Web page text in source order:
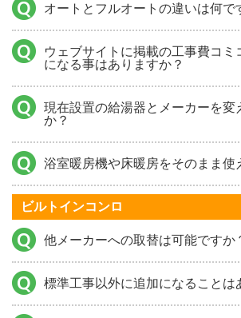
オートとフルオートの違いは何で
ウェブサイトに掲載の工事費コミ
になる事はありますか？
現在設置の給湯器とメーカーを変
か？
浴室暖房機や床暖房をそのまま使
ビルトインコンロ
他メーカーへの取替は可能ですか
標準工事以外に追加になることは